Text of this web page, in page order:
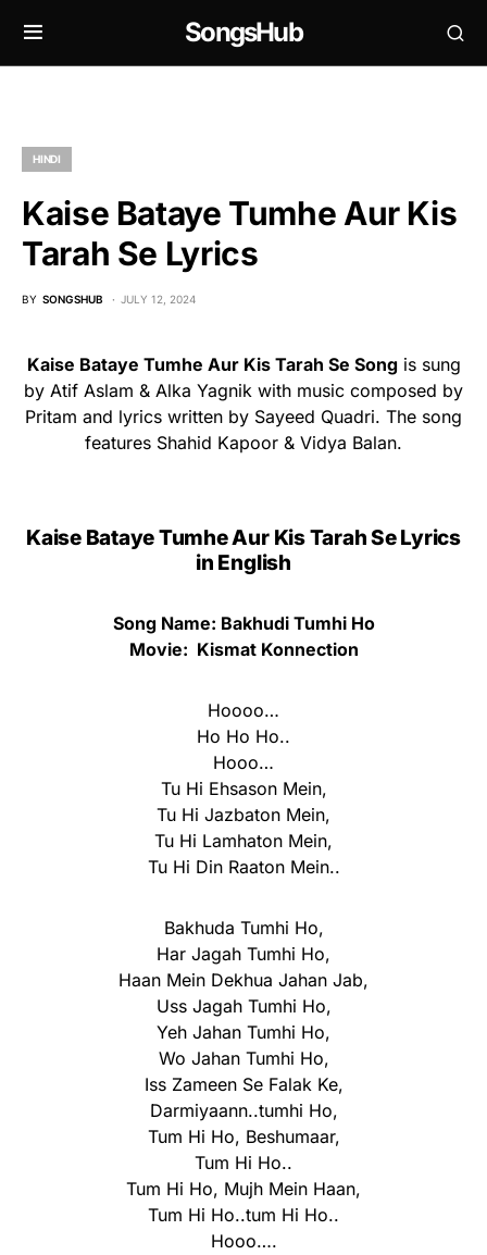
SongsHub
HINDI
Kaise Bataye Tumhe Aur Kis
Tarah Se Lyrics
BY SONGSHUB JULY 12, 2024
Kaise Bataye Tumhe Aur Kis Tarah Se Songis sung
by Atif Aslam & Alka Yagnik with music composed by
Pritam and lyrics written by Sayeed Quadri. The song
features Shahid Kapoor & Vidya Balan.
Kaise Bataye Tumhe Aur Kis Tarah Se Lyrics
in English
Song Name: Bakhudi Tumhi Ho
Movie: Kismat Konnection
Hoooo…
Ho Ho Ho..
Hooo…
Tu Hi Ehsason Mein,
Tu Hi Jazbaton Mein,
Tu Hi Lamhaton Mein,
Tu Hi Din Raaton Mein..
Bakhuda Tumhi Ho,
Har Jagah Tumhi Ho,
Haan Mein Dekhua Jahan Jab,
Uss Jagah Tumhi Ho,
Yeh Jahan Tumhi Ho,
Wo Jahan Tumhi Ho,
Iss Zameen Se Falak Ke,
Darmiyaann..tumhi Ho,
Tum Hi Ho, Beshumaar,
Tum Hi Ho..
Tum Hi Ho, Mujh Mein Haan,
Tum Hi Ho..tum Hi Ho..
Hooo….